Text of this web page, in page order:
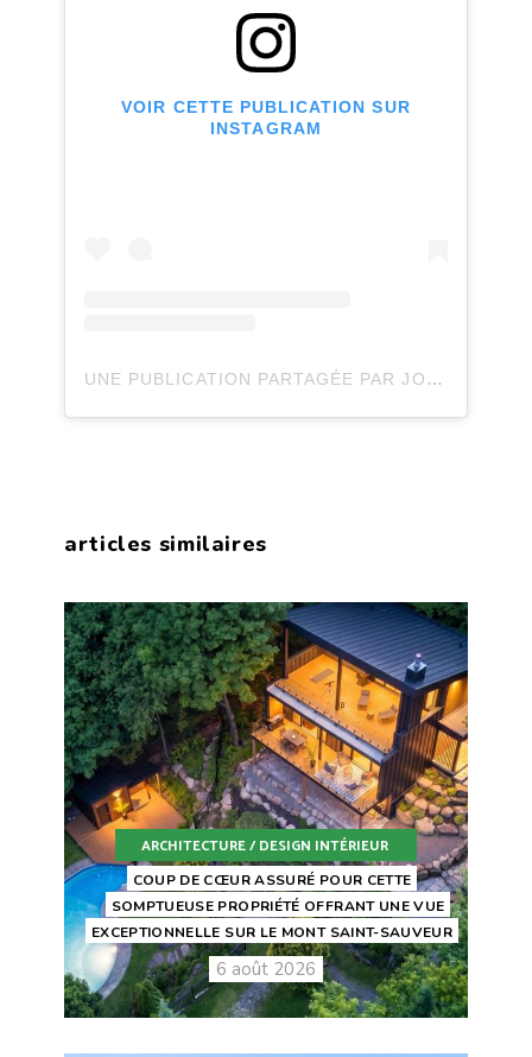
VOIR CETTE PUBLICATION SUR
INSTAGRAM
UNE PUBLICATION PARTAGÉE PAR JOLI JOLI DESIGN (@JOLIJOLIDESIGN)
articles similaires
ARCHITECTURE / DESIGN INTÉRIEUR
COUP DE CŒUR ASSURÉ POUR CETTE
SOMPTUEUSE PROPRIÉTÉ OFFRANT UNE VUE
EXCEPTIONNELLE SUR LE MONT SAINT-SAUVEUR
6 août 2026